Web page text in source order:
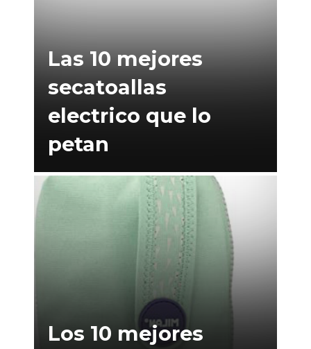
Las 10 mejores
secatoallas
electrico que lo
petan
Los 10 mejores